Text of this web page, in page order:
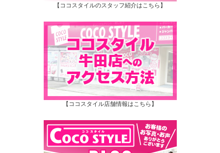
【ココスタイルのスタッフ紹介はこちら】
【ココスタイル店舗情報はこちら】